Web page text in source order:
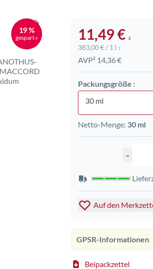
19 %
gespart 4 11,49 € 2
383,00 € / 1 l 2
AVP² 14,36 €
Packungsgröße :
30 ml
Netto-Menge: 30 ml
-
Auf den
GPSR-Informationen
Beipackzettel